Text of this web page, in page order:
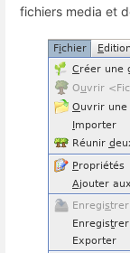
fichiers media et